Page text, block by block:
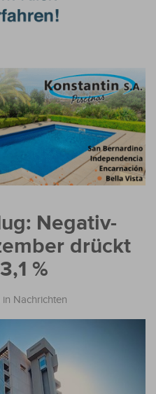
Negativ-
drückt
%
in Nachrichten